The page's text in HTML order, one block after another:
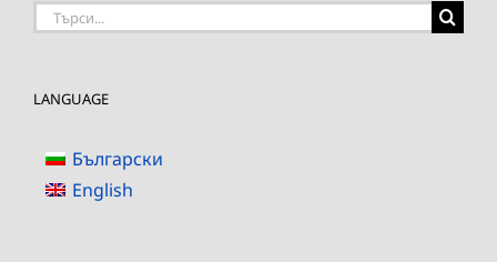
Търсене
LANGUAGE
Български
English